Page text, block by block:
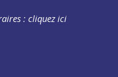
:cliquez ici